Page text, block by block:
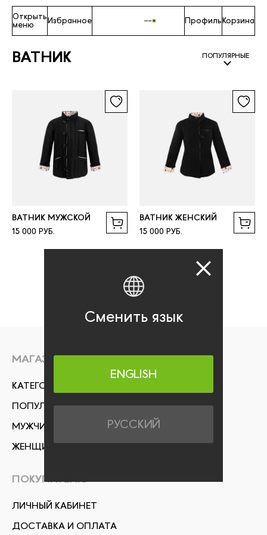
Открыть
меню
Избранное ПрофильКорзина
ВАТНИК ПОПУЛЯРНЫЕ
ВАТНИК МУЖСКОЙ
15 000 РУБ.
ВАТНИК ЖЕНСКИЙ
15 000 РУБ.
МАГАЗИН
КАТЕГОРИИ
ПОПУЛЯРНОЕ
МУЖЧИНАМ
ЖЕНЩИНАМ
ПОКУПАТЕЛЮ
ЛИЧНЫЙ КАБИНЕТ
ДОСТАВКА И ОПЛАТА
Сменить язык
ENGLISH
РУССКИЙ